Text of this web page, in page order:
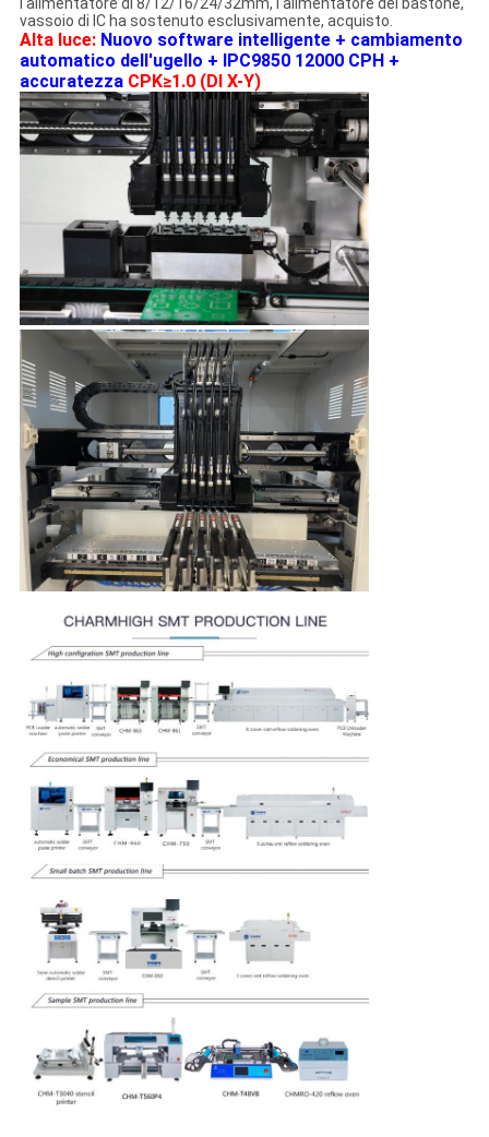
l'alimentatore di 8/12/16/24/32mm, l'alimentatore del bastone,
vassoio di IC ha sostenuto esclusivamente, acquisto.
Alta luce: Nuovo software intelligente + cambiamento
automatico dell'ugello + IPC9850 12000 CPH +
accuratezza CPK≥1.0 (DI X-Y)